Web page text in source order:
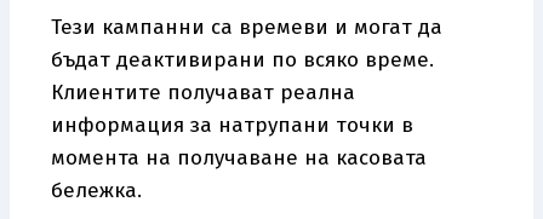
Тези кампанни са времеви и могат да
бъдат деактивирани по всяко време.
Клиентите получават реална
информация за натрупани точки в
момента на получаване на касовата
бележка.